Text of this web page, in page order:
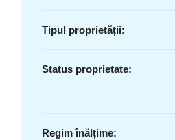
Tipul proprietății:
Status proprietate:
Regim înălțime: